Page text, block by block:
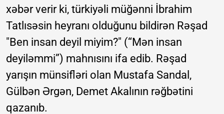
xəbər verir ki, türkiyəli müğənni İbrahim
Tatlısəsin heyranı olduğunu bildirən Rəşad
"Ben insan deyil miyim?" (“Mən insan
deyiləmmi”) mahnısını ifa edib. Rəşad
yarışın münsifləri olan Mustafa Sandal,
Gülbən Ərgən, Demet Akalının rəğbətini
qazanıb.